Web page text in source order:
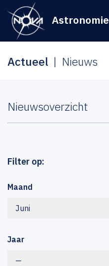
Astronomie
Actueel Nieuws
Nieuwsoverzicht
Filter op:
Maand
Juni
Jaar
—